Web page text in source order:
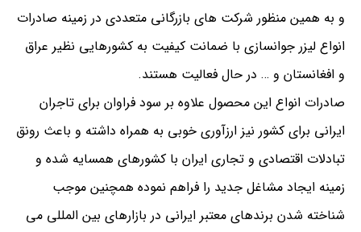
و به همین منظور شرکت های بازرگانی متعددی در زمینه صادرات
انواع لیزر جوانسازی با ضمانت کیفیت به کشورهایی نظیر عراق
و افغانستان و … در حال فعالیت هستند.
صادرات انواع این محصول علاوه بر سود فراوان برای تاجران
ایرانی برای کشور نیز ارزآوری خوبی به همراه داشته و باعث رونق
تبادلات اقتصادی و تجاری ایران با کشورهای همسایه شده و
زمینه ایجاد مشاغل جدید را فراهم نموده همچنین موجب
شناخته شدن برندهای معتبر ایرانی در بازارهای بین المللی می